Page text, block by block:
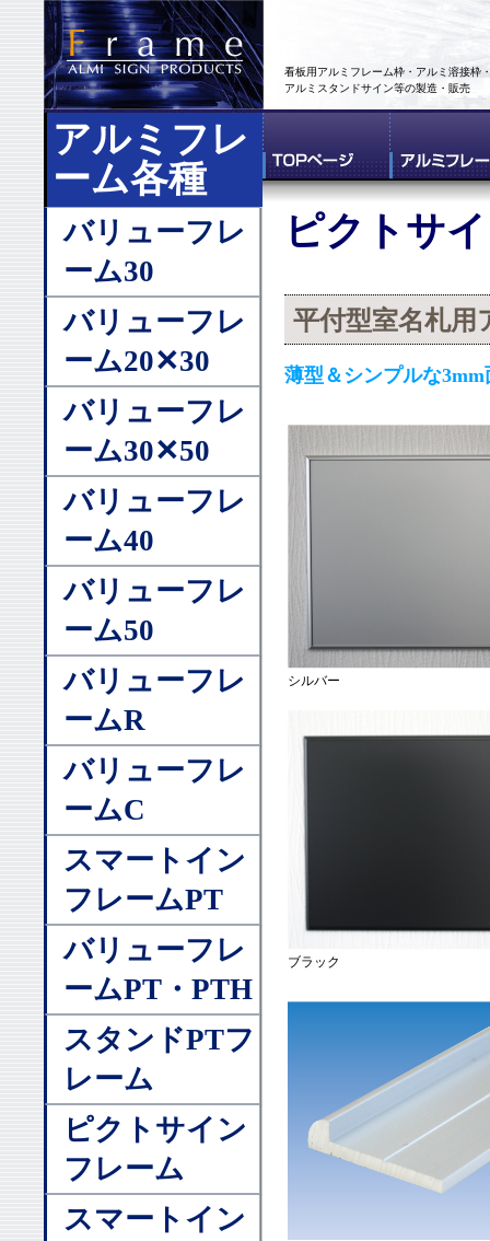
看板用アルミフレーム枠・アルミ溶接枠
アルミスタンドサイン等の製造・販売
アルミフレ
ーム各種
バリューフレ
ーム30
バリューフレ
ーム20✕30
バリューフレ
ーム30✕50
バリューフレ
ーム40
バリューフレ
ーム50
バリューフレ
ームR
バリューフレ
ームC
スマートイン
フレームPT
バリューフレ
ームPT・PTH
スタンドPTフ
レーム
ピクトサイン
フレーム
スマートイン
ピクトサ
平付型室名札用
薄型＆シンプルな
シルバー
ブラック